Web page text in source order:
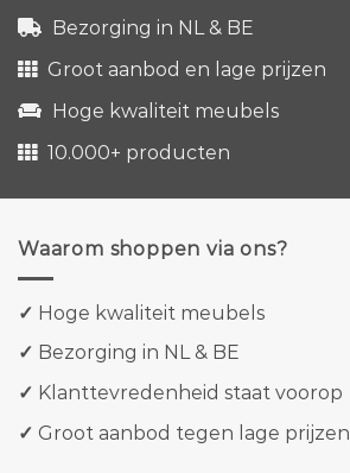
Bezorging in NL & BE
Groot aanbod en lage prijzen
Hoge kwaliteit meubels
10.000+ producten
Waarom shoppen via ons?
✓ Hoge kwaliteit meubels
✓ Bezorging in NL & BE
✓ Klanttevredenheid staat voorop
✓ Groot aanbod tegen lage prijzen